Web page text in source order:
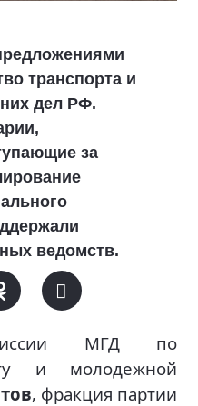
транспорта и
дел РФ.
за
ведомств.
МГД по
и молодежной
, фракция партии